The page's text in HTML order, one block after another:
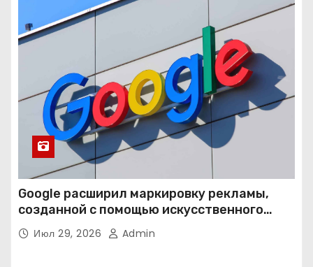
Google расширил маркировку рекламы,
созданной с помощью искусственного
интеллекта
Июл 29, 2026 Admin